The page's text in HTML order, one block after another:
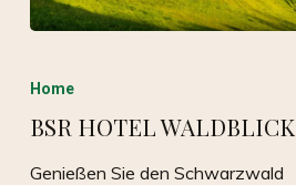
Home
BSR HOTEL WALDBLICK
Genießen Sie den Schwarzwald